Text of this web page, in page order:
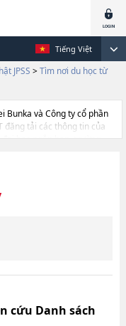
Tiếng Việt
JPSS > Tìm nơi du học từ
Bunka và Công ty cổ phần
đăng tải các thông tin của
học ngắn hạn, trường
Schlool of Humanities
Graduate
thông tin về từng khoa
địa điểm v.v...
cứu Danh sách